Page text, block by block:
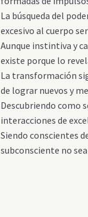
La búsqueda del
excesivo al cuerpo
Aunque instintiva y
existe porque lo
La transformación
de lograr nuevos y
Descubriendo como
interacciones de
Siendo conscientes
subconsciente no